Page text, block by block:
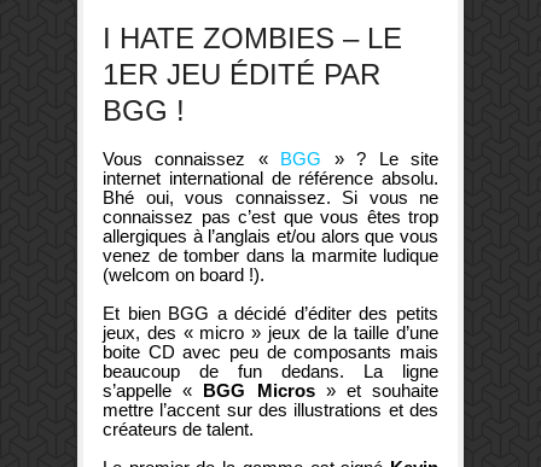
I HATE ZOMBIES – LE
1ER JEU ÉDITÉ PAR
BGG !
Vous connaissez « BGG » ? Le site
internet international de référence absolu.
Bhé oui, vous connaissez. Si vous ne
connaissez pas c’est que vous êtes trop
allergiques à l’anglais et/ou alors que vous
venez de tomber dans la marmite ludique
(welcom on board !).
Et bien BGG a décidé d’éditer des petits
jeux, des « micro » jeux de la taille d’une
boite CD avec peu de composants mais
beaucoup de fun dedans. La ligne
s’appelle « BGG Micros» et souhaite
mettre l’accent sur des illustrations et des
créateurs de talent.